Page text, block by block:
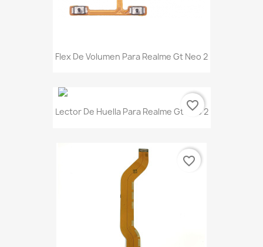
Flex De Volumen Para Realme Gt Neo 2
Lector De Huella Para Realme Gt Neo 2
favorite_border
favorite_border